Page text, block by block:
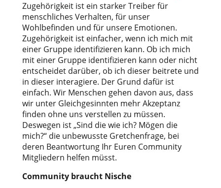
Zugehörigkeit ist ein starker Treiber für
menschliches Verhalten, für unser
Wohlbefinden und für unsere Emotionen.
Zugehörigkeit ist einfacher, wenn ich mich mit
einer Gruppe identifizieren kann. Ob ich mich
mit einer Gruppe identifizieren kann oder nicht
entscheidet darüber, ob ich dieser beitrete und
in dieser interagiere. Der Grund dafür ist
einfach. Wir Menschen gehen davon aus, dass
wir unter Gleichgesinnten mehr Akzeptanz
finden ohne uns verstellen zu müssen.
Deswegen ist „Sind die wie ich? Mögen die
mich?“ die unbewusste Gretchenfrage, bei
deren Beantwortung Ihr Euren Community
Mitgliedern helfen müsst.
Community braucht Nische